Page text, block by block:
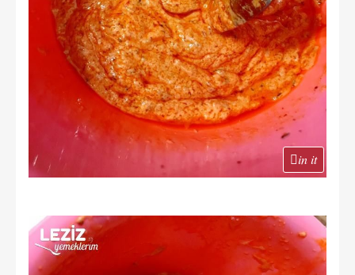
in it